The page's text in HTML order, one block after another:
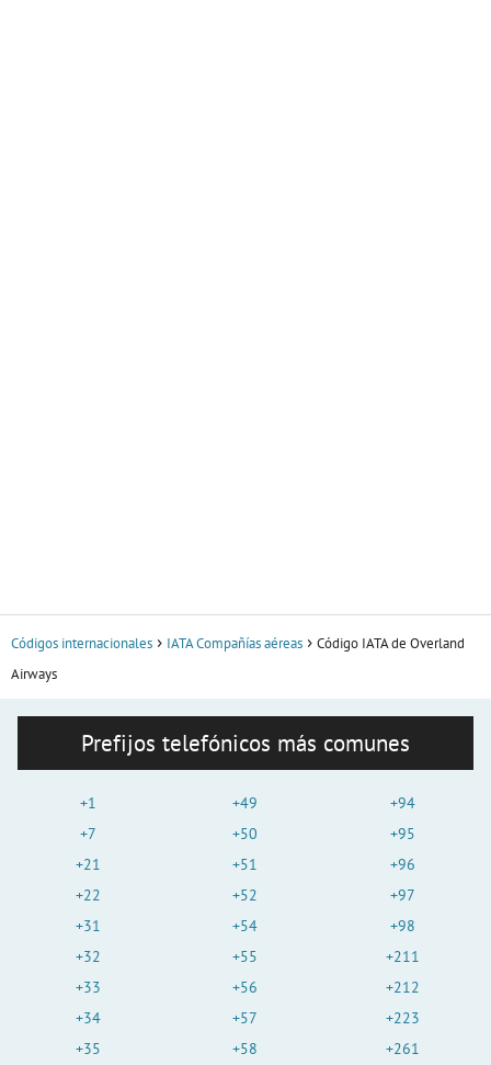
Códigos internacionales IATA Compañías aéreas
Código IATA de Overland
Airways
Prefijos telefónicos más comunes
+1
+7
+21
+22
+31
+32
+33
+34
+35
+49
+50
+51
+52
+54
+55
+56
+57
+58
+94
+95
+96
+97
+98
+211
+212
+223
+261